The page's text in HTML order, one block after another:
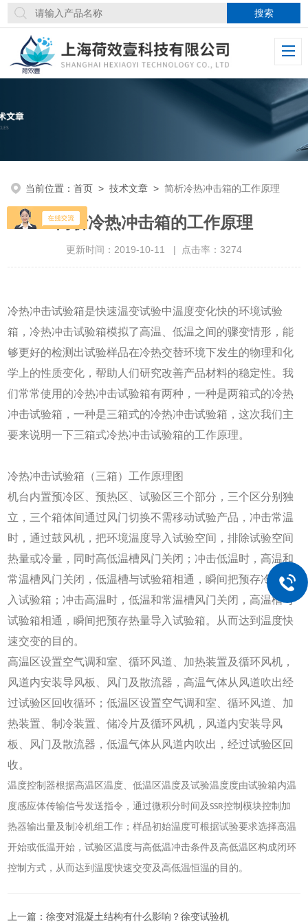
当前位置：首页 >技术文章 >简析冷热冲击箱的工作原理
简析冷热冲击箱的工作原理
更新时间：2019-10-11 | 点击率：3274
冷热冲击试验箱是快速温变试验中温度变化快的环境试验
箱，冷热冲击试验箱模拟了高温、低温之间的骤变情形，能
够更好的检测出试验样品在冷热交替环境下发生的物理和化
学上的性质变化，帮助人们研究改善产品材料的稳定性。我
们常常使用的冷热冲击试验箱有两种，一种是两箱式的冷热
冲击试验箱，一种是三箱式的冷热冲击试验箱，这次我们主
要来说明一下三箱式冷热冲击试验箱的工作原理。
冷热冲击试验箱（三箱）工作原理图
机台内置预冷区、预热区、试验区三个部分，三个区分别独
立，三个箱体间通过风门切换不需移动试验产品，冲击常温
时，通过鼓风机，把环境温度导入试验空间，排除试验空间
热量或冷量，同时高低温槽风门关闭；冲击低温时，高温和
常温槽风门关闭，低温槽与试验箱相通，瞬间把预存冷量导
入试验箱；冲击高温时，低温和常温槽风门关闭，高温槽与
试验箱相通，瞬间把预存热量导入试验箱。从而达到温度快
速交变的目的。
高温区设置空气调和室、循环风道、加热装置及循环风机，
风道内安装导风板、风门及散流器，高温气体从风道吹出经
过试验区回收循环；低温区设置空气调和室、循环风道、加
热装置、制冷装置、储冷片及循环风机，风道内安装导风
板、风门及散流器，低温气体从风道内吹出，经过试验区回
收。
温度控制器根据高温区温度、低温区温度及试验温度度由试验箱内温
度感应体传输信号发送指令，通过微积分时间及SSR控制模块控制加
热器输出量及制冷机组工作；样品初始温度可根据试验要求选择高温
开始或低温开始，试验区温度与高低温冲击条件及高低温区构成闭环
控制方式，从而达到温度快速交变及高低温恒温的目的。
上一篇：徐变对混凝土结构有什么影响？徐变试验机